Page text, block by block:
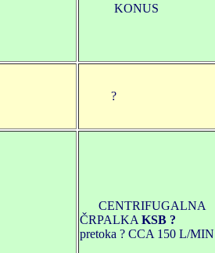
KONUS
?
CENTRIFUGALNA
ČRPALKA KSB ?
pretoka ? CCA 150 L/MIN